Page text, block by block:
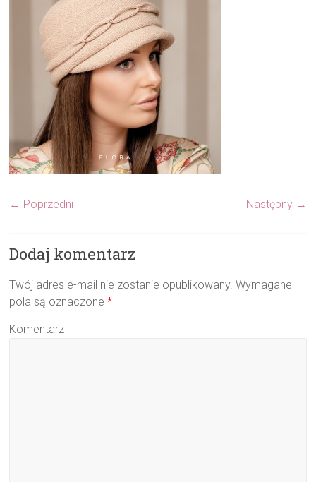
← Poprzedni Następny →
Dodaj komentarz
Twój adres e-mail nie zostanie opublikowany. Wymagane
pola są oznaczone*
Komentarz